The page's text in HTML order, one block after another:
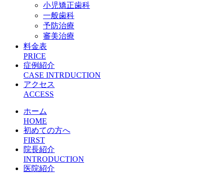
小児矯正歯科
一般歯科
予防治療
審美治療
料金表
PRICE
症例紹介
CASE INTRDUCTION
アクセス
ACCESS
ホーム
HOME
初めての方へ
FIRST
院長紹介
INTRODUCTION
医院紹介